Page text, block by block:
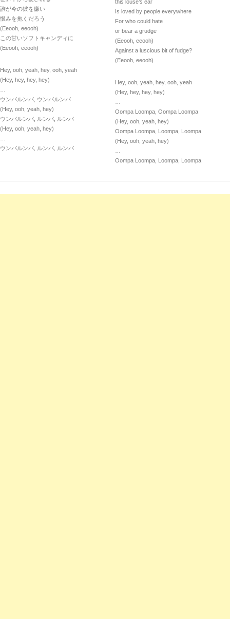
誰が今の彼を嫌い
恨みを抱くだろう
(Eeooh, eeooh)
この甘いソフトキャンディに
(Eeooh, eeooh)
Hey, ooh, yeah, hey, ooh, yeah
(Hey, hey, hey, hey)
ウンパルンパ, ウンパルンパ
(Hey, ooh, yeah, hey)
ウンパルンパ, ルンパ, ルンパ
(Hey, ooh, yeah, hey)
ウンパルンパ, ルンパ, ルンパ
this louse’s ear
Is loved by people everywhere
For who could hate
or bear a grudge
(Eeooh, eeooh)
Against a luscious bit of fudge?
(Eeooh, eeooh)
Hey, ooh, yeah, hey, ooh, yeah
(Hey, hey, hey, hey)
Oompa Loompa, Oompa Loompa
(Hey, ooh, yeah, hey)
Oompa Loompa, Loompa, Loompa
(Hey, ooh, yeah, hey)
Oompa Loompa, Loompa, Loompa